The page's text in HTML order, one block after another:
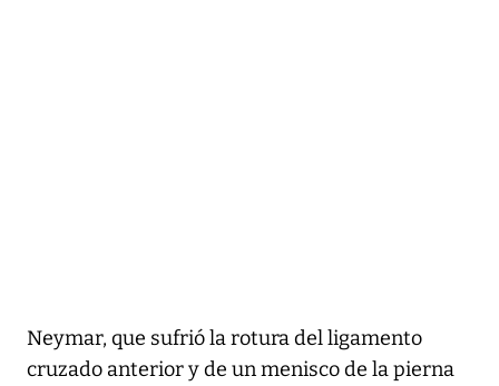
Neymar, que sufrió la rotura del ligamento
cruzado anterior y de un menisco de la pierna